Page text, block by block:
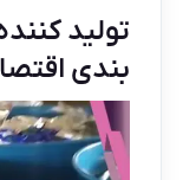
تولید
بندی